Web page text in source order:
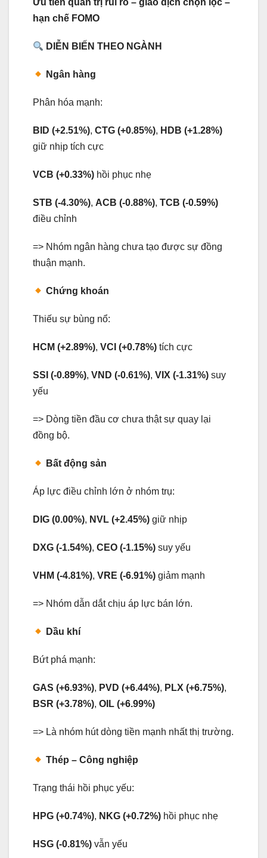
Ưu tiên quản trị rủi ro – giao dịch chọn lọc –
hạn chế FOMO
DIỄN BIẾN THEO NGÀNH
Ngân hàng
Phân hóa mạnh:
BID (+2.51%), CTG (+0.85%), HDB (+1.28%)
giữ nhịp tích cực
VCB (+0.33%) hồi phục nhẹ
STB (-4.30%), ACB (-0.88%), TCB (-0.59%)
điều chỉnh
=> Nhóm ngân hàng chưa tạo được sự đồng
thuận mạnh.
Chứng khoán
Thiếu sự bùng nổ:
HCM (+2.89%), VCI (+0.78%) tích cực
SSI (-0.89%), VND (-0.61%), VIX (-1.31%) suy
yếu
=> Dòng tiền đầu cơ chưa thật sự quay lại
đồng bộ.
Bất động sản
Áp lực điều chỉnh lớn ở nhóm trụ:
DIG (0.00%), NVL (+2.45%) giữ nhịp
DXG (-1.54%), CEO (-1.15%) suy yếu
VHM (-4.81%), VRE (-6.91%) giảm mạnh
=> Nhóm dẫn dắt chịu áp lực bán lớn.
Dầu khí
Bứt phá mạnh:
GAS (+6.93%), PVD (+6.44%), PLX (+6.75%),
BSR (+3.78%), OIL (+6.99%)
=> Là nhóm hút dòng tiền mạnh nhất thị trường.
Thép – Công nghiệp
Trạng thái hồi phục yếu:
HPG (+0.74%), NKG (+0.72%) hồi phục nhẹ
HSG (-0.81%) vẫn yếu